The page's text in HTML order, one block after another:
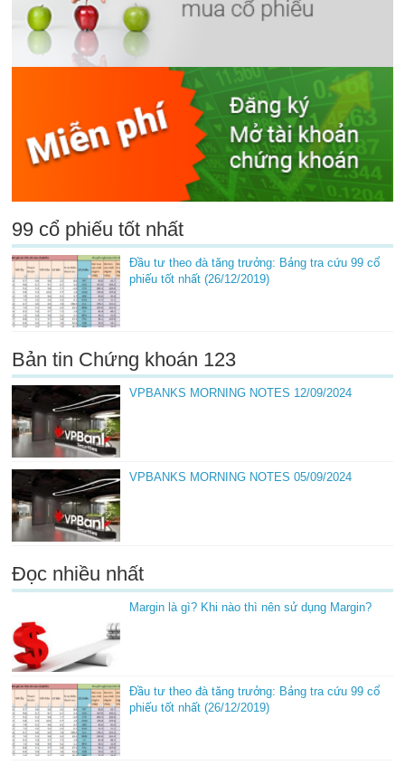
99 cổ phiếu tốt nhất
Đầu tư theo đà tăng trưởng: Bảng tra cứu 99 cổ
phiếu tốt nhất (26/12/2019)
Bản tin Chứng khoán 123
VPBANKS MORNING NOTES 12/09/2024
VPBANKS MORNING NOTES 05/09/2024
Đọc nhiều nhất
Margin là gì? Khi nào thì nên sử dụng Margin?
Đầu tư theo đà tăng trưởng: Bảng tra cứu 99 cổ
phiếu tốt nhất (26/12/2019)